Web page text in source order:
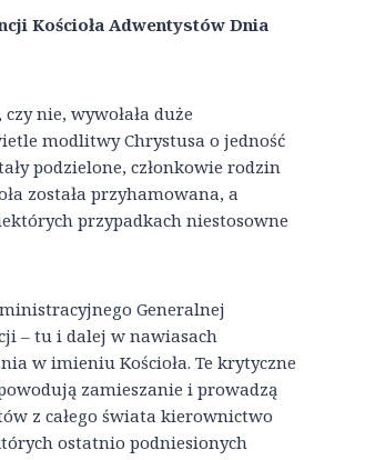
Kościoła Adwentystów Dnia
nie, wywołała duże
modlitwy Chrystusa o jedność
podzielone, członkowie rodzin
została przyhamowana, a
przypadkach niestosowne
Generalnej
– tu i dalej w nawiasach
w imieniu Kościoła. Te krytyczne
zamieszanie i prowadzą
z całego świata kierownictwo
ostatnio podniesionych